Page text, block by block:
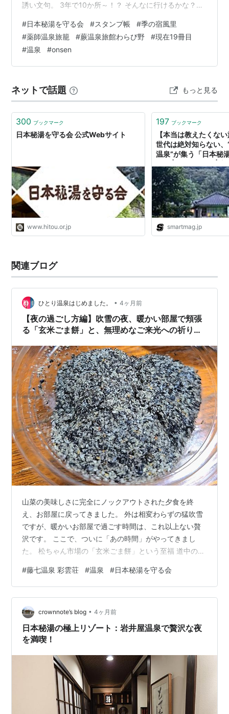
誘い文句。 3年で10か所～！？ そんなに行けるかな？な
ろうとしています…。 『日本秘湯を守る会』も歴史と共
に変遷を重ね、 当時とはずいぶん体制も変わり、御宿も
変わってしまったので、 これを機会に記念にスタンプ帳
をあげていこう、と思い立ちました◎ 今日は1冊目を…
スタンプの柄も…
#日本秘湯を守る会 #スタンプ帳 #季の宿風里
#薬師温泉旅籠 #蕨温泉旅館わらび野 #現在19冊目
#温泉 #onsen
ネットで話題 もっと見る
300 ブックマーク
日本秘湯を守る会 公式Webサイト
www.hitou.or.jp
197 ブックマーク
【本当は教えたくな
世代は絶対知らない
温泉”が集う「日本秘
マート」公式サイト
smartmag.jp
関連ブログ
ひとり温泉はじめました。 • 4ヶ月前
​【夜の過ごし方編】吹雪の夜、暖かい部屋で頬張
る「玄米ごま餅」と、無理めなご来光への祈り｜
​山菜の美味しさに完全にノックアウトされた夕食を終
え、お部屋に戻ってきました。 外は相変わらずの猛吹雪
ですが、暖かいお部屋で過ごす時間は、これ以上ない贅
沢です。 ​ここで、ついに「あの時間」がやってきまし
た。 ​松ちゃん市場の「玄米ごま餅」という至福 ​道中の
のお楽しみに」と、密かに温存していた戦利品です。 こ
れを暖かいお部屋で、のんびりだらだらしながら頂きま
す。 ​……最高。 香ばしいごまの香りと、玄米ならではの
プチプチとした食感。 暖かい部屋で食べるお餅の、なん
と罪深い美味しさよ。 極寒の雪山、ストーブの熱気、そ
して甘いお餅。これぞ冬の東…
#藤七温泉 彩雲荘 #温泉 #日本秘湯を守る会
crownnote’s blog • 4ヶ月前
日本秘湯の極上リゾート：岩井屋温泉で贅沢な夜
を満喫！